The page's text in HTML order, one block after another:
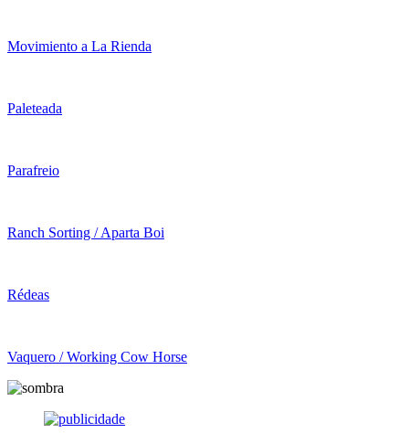
Movimiento a La Rienda
Paleteada
Parafreio
Ranch Sorting / Aparta Boi
Rédeas
Vaquero / Working Cow Horse